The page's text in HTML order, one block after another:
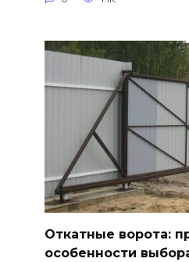
Откатные ворота:
особенности